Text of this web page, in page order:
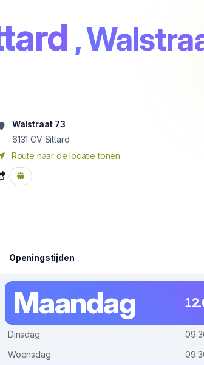
,
Walstraat 73
6131 CV Sittard
Route naar de locatie tonen
Openingstijden
Maandag
Dinsdag
Woensdag